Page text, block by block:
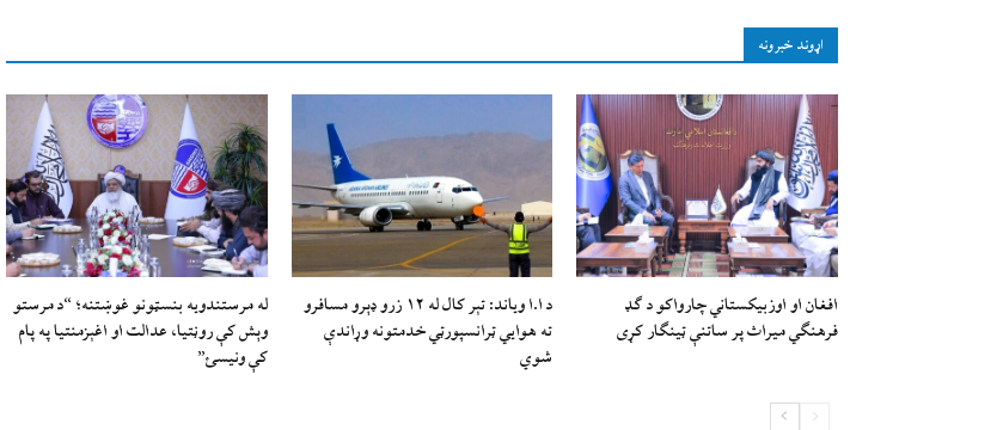
اړوند خبرونه
افغان او اوزبیکستاني چارواکو د ګډ
فرهنګي میراث پر ساتنې ټینګار کړی
د ا.ا وياند: تېر کال له ۱۲ زرو ډېرو مسافرو
ته هوايي ټرانسپورټي خدمتونه وړاندې
شوي
له مرستندویه بنسټونو غوښتنه؛ “د مرستو
وېش کې روڼتیا، عدالت او اغېزمنتیا په پام
کې ونیسئ”